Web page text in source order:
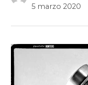
5 marzo 2020